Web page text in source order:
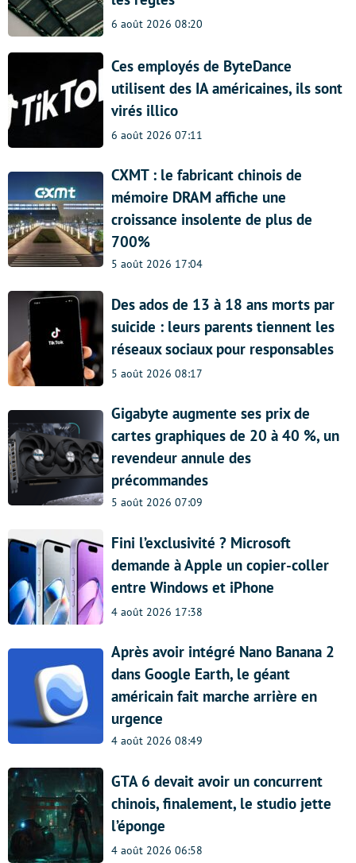
6 août 2026 08:20
Ces employés de ByteDance
utilisent des IA américaines, ils sont
virés illico
6 août 2026 07:11
CXMT : le fabricant chinois de
mémoire DRAM affiche une
croissance insolente de plus de
700%
5 août 2026 17:04
Des ados de 13 à 18 ans morts par
suicide : leurs parents tiennent les
réseaux sociaux pour responsables
5 août 2026 08:17
Gigabyte augmente ses prix de
cartes graphiques de 20 à 40 %, un
revendeur annule des
précommandes
5 août 2026 07:09
Fini l’exclusivité ? Microsoft
demande à Apple un copier-coller
entre Windows et iPhone
4 août 2026 17:38
Après avoir intégré Nano Banana 2
dans Google Earth, le géant
américain fait marche arrière en
urgence
4 août 2026 08:49
GTA 6 devait avoir un concurrent
chinois, finalement, le studio jette
l’éponge
4 août 2026 06:58